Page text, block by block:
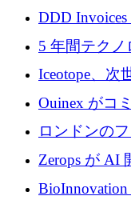
ロンティア
万ドルのプ
DDD
ライアンス
を調達
5 年間テク
プリンティ
Iceotope、次
冷却を促進
Ouinex がコ
成、トーク
ロンドンの
アのトップ
Zerops が AI
フラストラ